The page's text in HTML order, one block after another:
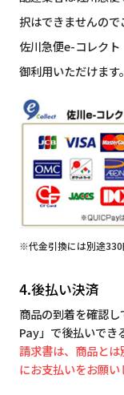
択はできませんので
佐川急便e-コレクト
御利用いただけます。
※代金引換には別途
4.後払い決済
商品の到着を確認
Pay」で後払いでき
請求書は、商品と
にお支払いをお願い